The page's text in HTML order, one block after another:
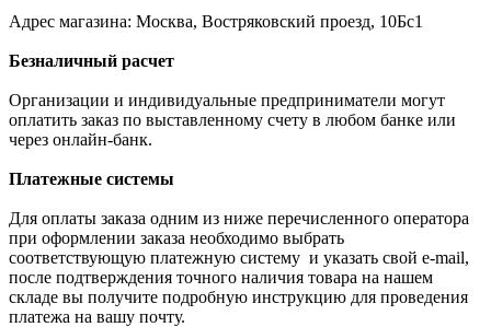
Адрес магазина: Москва, Востряковский проезд, 10Бс1
Безналичный расчет
Организации и индивидуальные предприниматели могут
оплатить заказ по выставленному счету в любом банке или
через онлайн-банк.
Платежные системы
Для оплаты заказа одним из ниже перечисленного оператора
при оформлении заказа необходимо выбрать
соответствующую платежную систему и указать свой e-mail,
после подтверждения точного наличия товара на нашем
складе вы получите подробную инструкцию для проведения
платежа на вашу почту.